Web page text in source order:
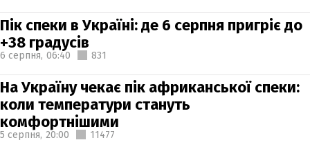
Пік спеки в Україні: де 6 серпня пригріє до
+38 градусів
6 серпня, 06:40 831
На Україну чекає пік африканської спеки:
коли температури стануть
комфортнішими
5 серпня, 20:00 11477